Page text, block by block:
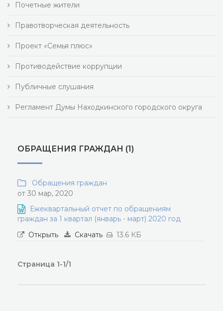
Почетные жители
Правотворческая деятельность
Проект «Семья плюс»
Противодействие коррупции
Публичные слушания
Регламент Думы Находкинского городского округа
ОБРАЩЕНИЯ ГРАЖДАН (1)
Обращения граждан
от 30 мар, 2020
Ежеквартальный отчет по обращениям
граждан за 1 квартал (январь - март) 2020 год
Открыть
Скачать 13.6 КБ
Страница 1-1/1